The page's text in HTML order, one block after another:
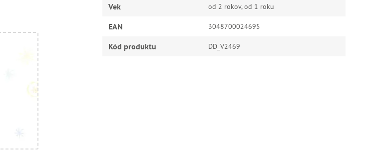
Vek od 2 rokov, od 1 roku
EAN 3048700024695
Kód produktu DD_V2469